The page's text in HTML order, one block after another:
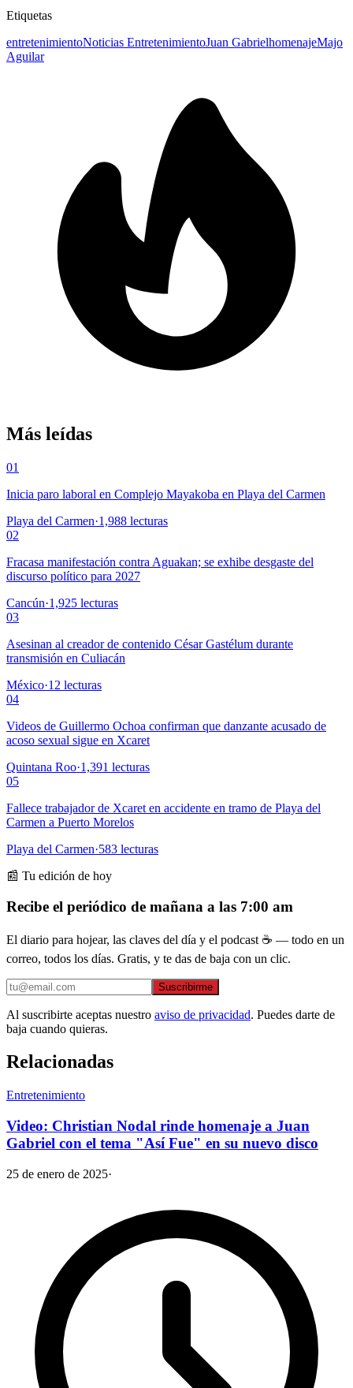
Etiquetas
entretenimientoNoticias EntretenimientoJuan GabrielhomenajeMajo
Aguilar
Más leídas
01
Inicia paro laboral en Complejo Mayakoba en Playa del Carmen
Playa del Carmen·1,988 lecturas
02
Fracasa manifestación contra Aguakan; se exhibe desgaste del
discurso político para 2027
Cancún·1,925 lecturas
03
Asesinan al creador de contenido César Gastélum durante
transmisión en Culiacán
México·12 lecturas
04
Videos de Guillermo Ochoa confirman que danzante acusado de
acoso sexual sigue en Xcaret
Quintana Roo·1,391 lecturas
05
Fallece trabajador de Xcaret en accidente en tramo de Playa del
Carmen a Puerto Morelos
Playa del Carmen·583 lecturas
📰 Tu edición de hoy
Recibe el periódico de mañana a las 7:00 am
El diario para hojear, las claves del día y el podcast ☕ — todo en un
correo, todos los días. Gratis, y te das de baja con un clic.
Suscribirme
Al suscribirte aceptas nuestro aviso de privacidad. Puedes darte de
baja cuando quieras.
Relacionadas
Entretenimiento
Video: Christian Nodal rinde homenaje a Juan
Gabriel con el tema "Así Fue" en su nuevo disco
25 de enero de 2025·